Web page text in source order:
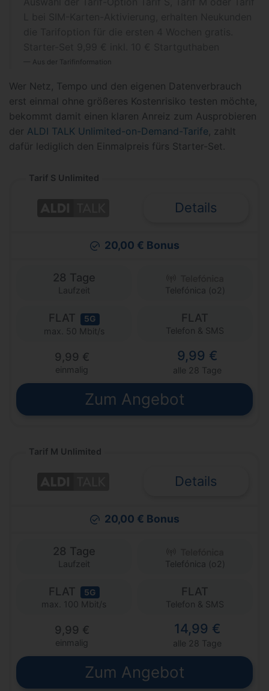
Aus der Tarifinformation
Wer Netz, Tempo und den eigenen Datenverbrauch
erst einmal ohne größeres Kostenrisiko testen möchte,
bekommt damit einen klaren Anreiz zum Ausprobieren
der ALDI TALK Unlimited-on-Demand-Tarife, zahlt
dafür lediglich den Einmalpreis fürs Starter-Set.
Tarif S Unlimited
Details
20,00 € Bonus
28 Tage
Laufzeit Telefónica (o2)
FLAT 5G
max. 50 Mbit/s
FLAT
Telefon & SMS
9,99 €
einmalig
9,99 €
alle 28 Tage
Zum Angebot
Tarif M Unlimited
Details
20,00 € Bonus
28 Tage
Laufzeit Telefónica (o2)
FLAT 5G
max. 100 Mbit/s
FLAT
Telefon & SMS
9,99 €
einmalig
14,99 €
alle 28 Tage
Zum Angebot